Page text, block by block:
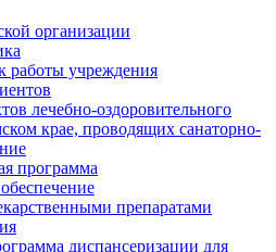
организации
работы учреждения
лечебно-оздоровительного
крае, проводящих санаторно-
программа
препаратами
диспансеризации для